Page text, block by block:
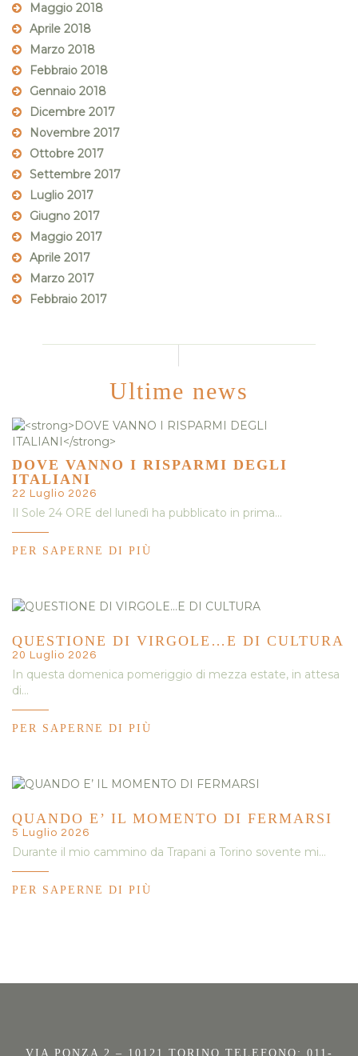
Maggio 2018
Aprile 2018
Marzo 2018
Febbraio 2018
Gennaio 2018
Dicembre 2017
Novembre 2017
Ottobre 2017
Settembre 2017
Luglio 2017
Giugno 2017
Maggio 2017
Aprile 2017
Marzo 2017
Febbraio 2017
Ultime news
DOVE VANNO I RISPARMI DEGLI
ITALIANI
22 Luglio 2026
Il Sole 24 ORE del lunedì ha pubblicato in prima…
PER SAPERNE DI PIÙ
QUESTIONE DI VIRGOLE…E DI CULTURA
20 Luglio 2026
In questa domenica pomeriggio di mezza estate, in attesa
di…
PER SAPERNE DI PIÙ
QUANDO E’ IL MOMENTO DI FERMARSI
5 Luglio 2026
Durante il mio cammino da Trapani a Torino sovente mi…
PER SAPERNE DI PIÙ
VIA PONZA 2 – 10121 TORINO TELEFONO: 011-